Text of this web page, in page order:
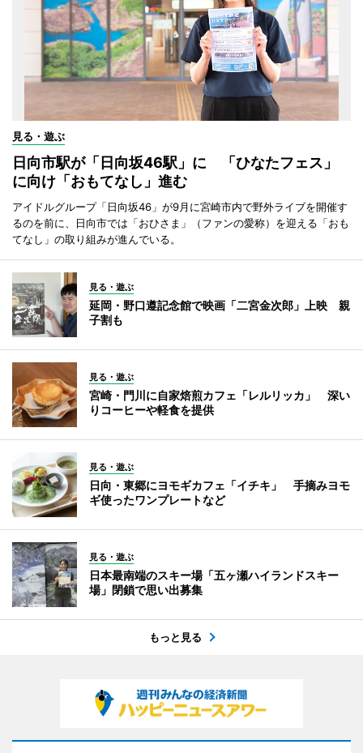
見る・遊ぶ
日向市駅が「日向坂46駅」に 「ひなたフェス」
に向け「おもてなし」進む
アイドルグループ「日向坂46」が9月に宮崎市内で野外ライブを開催す
るのを前に、日向市では「おひさま」（ファンの愛称）を迎える「おも
てなし」の取り組みが進んでいる。
見る・遊ぶ
延岡・野口遵記念館で映画「二宮金次郎」上映 親
子割も
見る・遊ぶ
宮崎・門川に自家焙煎カフェ「レルリッカ」 深い
りコーヒーや軽食を提供
見る・遊ぶ
日向・東郷にヨモギカフェ「イチキ」 手摘みヨモ
ギ使ったワンプレートなど
見る・遊ぶ
日本最南端のスキー場「五ヶ瀬ハイランドスキー
場」閉鎖で思い出募集
もっと見る